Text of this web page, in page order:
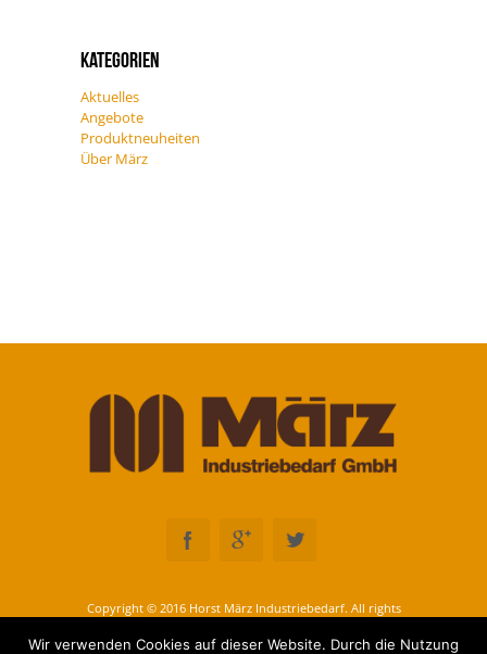
Kategorien
Aktuelles
Angebote
Produktneuheiten
Über März
Copyright © 2016 Horst März Industriebedarf. All rights
Wir verwenden Cookies auf dieser Website. Durch die Nutzung